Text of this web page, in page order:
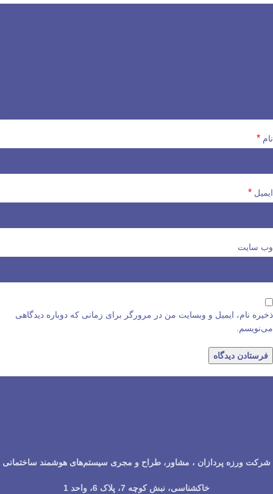
نام *
ایمیل *
وب‌ سایت
ذخیره نام، ایمیل و وبسایت من در مرورگر برای زمانی که دوباره دیدگاهی
می‌نویسم.
شرکت ورزه پردازان ، مشاور، طراح و مجری سیستم‌های هوشمند ساختمانی
خاکشناسی، نبش کوچه 7، پلاک 6، واحد 1